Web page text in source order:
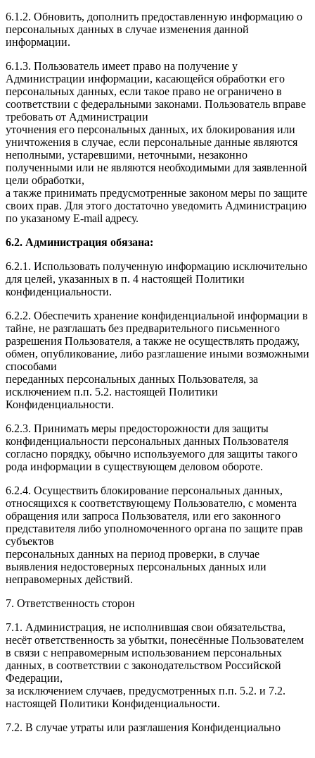
6.1.2. Обновить, дополнить предоставленную информацию о
персональных данных в случае изменения данной
информации.
6.1.3. Пользователь имеет право на получение у
Администрации информации, касающейся обработки его
персональных данных, если такое право не ограничено в
соответствии с федеральными законами. Пользователь вправе
требовать от Администрации
уточнения его персональных данных, их блокирования или
уничтожения в случае, если персональные данные являются
неполными, устаревшими, неточными, незаконно
полученными или не являются необходимыми для заявленной
цели обработки,
а также принимать предусмотренные законом меры по защите
своих прав. Для этого достаточно уведомить Администрацию
по указаному E-mail адресу.
6.2. Администрация обязана:
6.2.1. Использовать полученную информацию исключительно
для целей, указанных в п. 4 настоящей Политики
конфиденциальности.
6.2.2. Обеспечить хранение конфиденциальной информации в
тайне, не разглашать без предварительного письменного
разрешения Пользователя, а также не осуществлять продажу,
обмен, опубликование, либо разглашение иными возможными
способами
переданных персональных данных Пользователя, за
исключением п.п. 5.2. настоящей Политики
Конфиденциальности.
6.2.3. Принимать меры предосторожности для защиты
конфиденциальности персональных данных Пользователя
согласно порядку, обычно используемого для защиты такого
рода информации в существующем деловом обороте.
6.2.4. Осуществить блокирование персональных данных,
относящихся к соответствующему Пользователю, с момента
обращения или запроса Пользователя, или его законного
представителя либо уполномоченного органа по защите прав
субъектов
персональных данных на период проверки, в случае
выявления недостоверных персональных данных или
неправомерных действий.
7. Ответственность сторон
7.1. Администрация, не исполнившая свои обязательства,
несёт ответственность за убытки, понесённые Пользователем
в связи с неправомерным использованием персональных
данных, в соответствии с законодательством Российской
Федерации,
за исключением случаев, предусмотренных п.п. 5.2. и 7.2.
настоящей Политики Конфиденциальности.
7.2. В случае утраты или разглашения Конфиденциально